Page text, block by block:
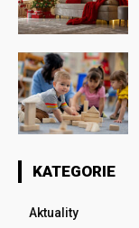
KATEGORIE
Aktuality